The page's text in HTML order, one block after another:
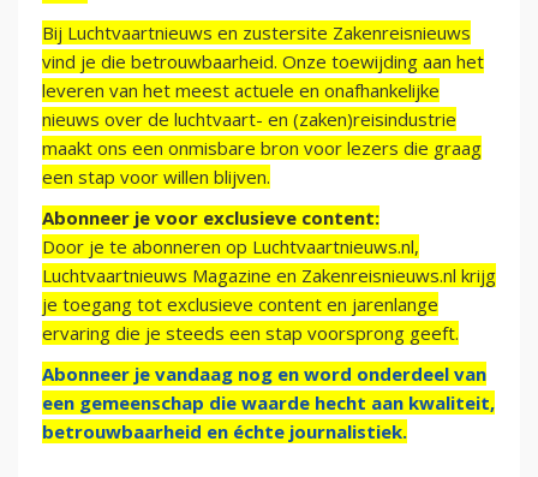
Bij Luchtvaartnieuws en zustersite Zakenreisnieuws
vind je die betrouwbaarheid. Onze toewijding aan het
leveren van het meest actuele en onafhankelijke
nieuws over de luchtvaart- en (zaken)reisindustrie
maakt ons een onmisbare bron voor lezers die graag
een stap voor willen blijven.
Abonneer je voor exclusieve content:
Door je te abonneren op Luchtvaartnieuws.nl,
Luchtvaartnieuws Magazine en Zakenreisnieuws.nl krijg
je toegang tot exclusieve content en jarenlange
ervaring die je steeds een stap voorsprong geeft.
Abonneer je vandaag nog en word onderdeel van
een gemeenschap die waarde hecht aan kwaliteit,
betrouwbaarheid en échte journalistiek.